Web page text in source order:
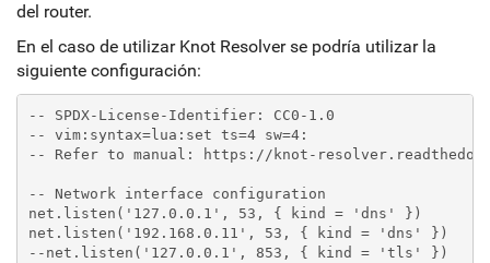
del router.
En el caso de utilizar Knot Resolver se podría utilizar la
siguiente configuración:
-- SPDX-License-Identifier: CC0-1.0
-- vim:syntax=lua:set ts=4 sw=4:
-- Refer to manual: https://knot-
-- Network interface configuration
net.listen('127.0.0.1', 53, { kind = 'dns' })
net.listen('192.168.0.11', 53, { kind = 'dns' })
--net.listen('127.0.0.1', 853, { kind = 'tls' })